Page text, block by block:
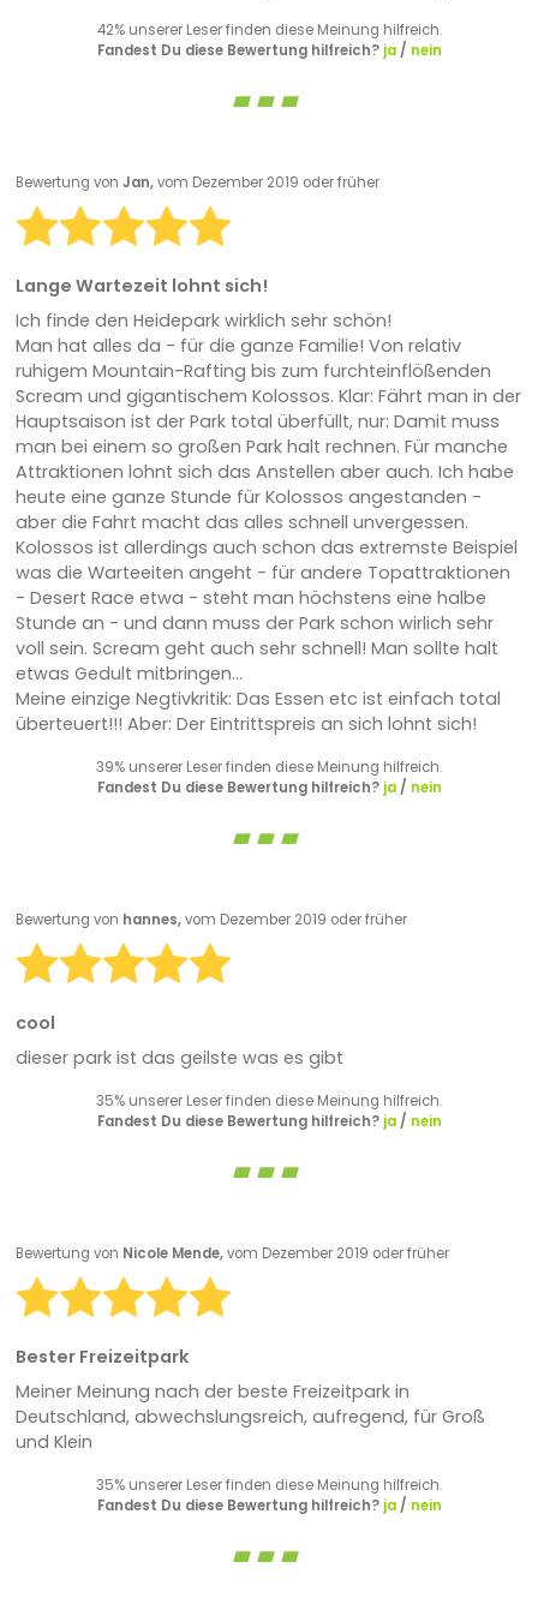
42% unserer Leser finden diese Meinung hilfreich.
Fandest Du diese Bewertung hilfreich? ja/ nein
Bewertung von Jan,vom Dezember 2019 oder früher
Lange Wartezeit lohnt sich!
Ich finde den Heidepark wirklich sehr schön!
Man hat alles da - für die ganze Familie! Von relativ
ruhigem Mountain-Rafting bis zum furchteinflößenden
Scream und gigantischem Kolossos. Klar: Fährt man in der
Hauptsaison ist der Park total überfüllt, nur: Damit muss
man bei einem so großen Park halt rechnen. Für manche
Attraktionen lohnt sich das Anstellen aber auch. Ich habe
heute eine ganze Stunde für Kolossos angestanden -
aber die Fahrt macht das alles schnell unvergessen.
Kolossos ist allerdings auch schon das extremste Beispiel
was die Warteeiten angeht - für andere Topattraktionen
- Desert Race etwa - steht man höchstens eine halbe
Stunde an - und dann muss der Park schon wirlich sehr
voll sein. Scream geht auch sehr schnell! Man sollte halt
etwas Gedult mitbringen...
Meine einzige Negtivkritik: Das Essen etc ist einfach total
überteuert!!! Aber: Der Eintrittspreis an sich lohnt sich!
39% unserer Leser finden diese Meinung hilfreich.
Fandest Du diese Bewertung hilfreich? ja/ nein
Bewertung von hannes,vom Dezember 2019 oder früher
cool
dieser park ist das geilste was es gibt
35% unserer Leser finden diese Meinung hilfreich.
Fandest Du diese Bewertung hilfreich? ja/ nein
Bewertung von Nicole Mende,vom Dezember 2019 oder früher
Bester Freizeitpark
Meiner Meinung nach der beste Freizeitpark in
Deutschland, abwechslungsreich, aufregend, für Groß
und Klein
35% unserer Leser finden diese Meinung hilfreich.
Fandest Du diese Bewertung hilfreich? ja/ nein